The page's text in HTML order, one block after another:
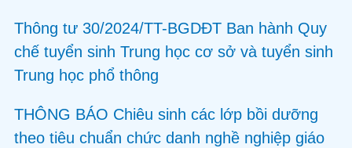
Thông tư 30/2024/TT-BGDĐT Ban hành Quy
chế tuyển sinh Trung học cơ sở và tuyển sinh
Trung học phổ thông
THÔNG BÁO Chiêu sinh các lớp bồi dưỡng
theo tiêu chuẩn chức danh nghề nghiệp giáo